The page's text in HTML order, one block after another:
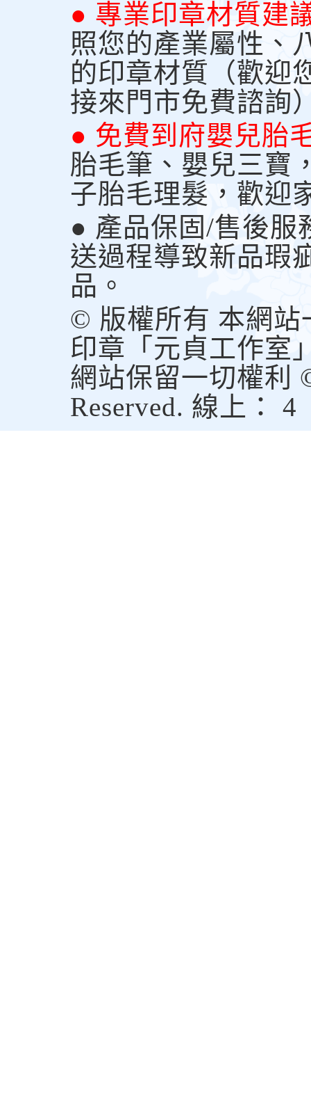
● 專業印章材質建
照您的產業屬性、
的印章材質（歡迎
接來門市免費諮詢
● 免費到府嬰兒胎
胎毛筆、嬰兒三寶
子胎毛理髮，歡迎
● 產品保固/售後服
送過程導致新品瑕
品。
© 版權所有 本網站
印章「元貞工作室
網站保留一切權利
Reserved. 線上： 4